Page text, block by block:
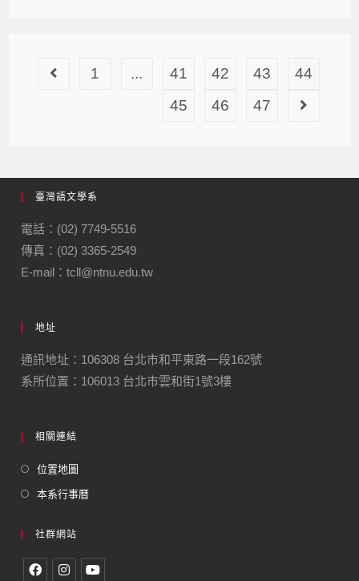
1 ... 41 42 43
44
45
46 47
臺灣語文學系
電話：(02) 7749-5516
傳真：(02) 3365-2549
E-mail：tcll@ntnu.edu.tw
地址
通訊地址：106308 台北市和平東路一段162號
系所位置：106013 台北市雲和街1號3樓
相關連結
位置地圖
本系行事曆
社群網站